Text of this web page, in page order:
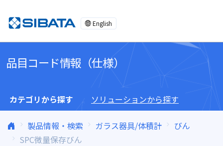
English
品目コード情報（仕様）
カテゴリから探す ソリューションから探す
製品情報・検索 ガラス器具/体積計
びん
SPC微量保存びん